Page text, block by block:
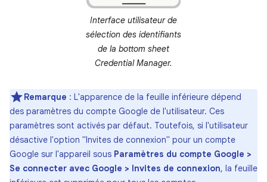
Interface utilisateur de
sélection des identifiants
de la bottom sheet
Credential Manager.
Remarque : L'apparence de la feuille inférieure dépend
des paramètres du compte Google de l'utilisateur. Ces
paramètres sont activés par défaut. Toutefois, si l'utilisateur
désactive l'option "Invites de connexion" pour un compte
Google sur l'appareil sous Paramètres du compte Google >
Se connecter avec Google > Invites de connexion, la feuille